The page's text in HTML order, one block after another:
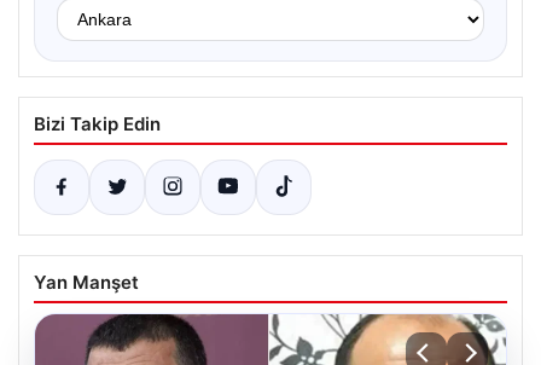
Bizi Takip Edin
Yan Manşet